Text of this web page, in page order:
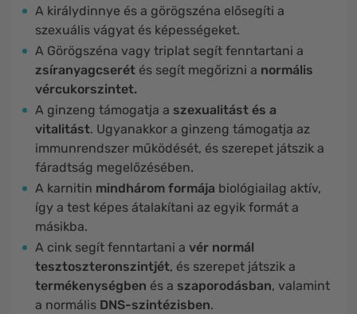
A királydinnye és a görögszéna elősegíti a
szexuális vágyat és képességeket.
A Görögszéna vagy triplat segít fenntartani a
zsíranyagcserét és segít megőrizni a normális
vércukorszintet.
A ginzeng támogatja a szexualitást és a
vitalitást. Ugyanakkor a ginzeng támogatja az
immunrendszer működését, és szerepet játszik a
fáradtság megelőzésében.
A karnitin mindhárom formája biológiailag aktív,
így a test képes átalakítani az egyik formát a
másikba.
A cink segít fenntartani a vér normál
tesztoszteronszintjét, és szerepet játszik a
termékenységben és a szaporodásban, valamint
a normális DNS-szintézisben.